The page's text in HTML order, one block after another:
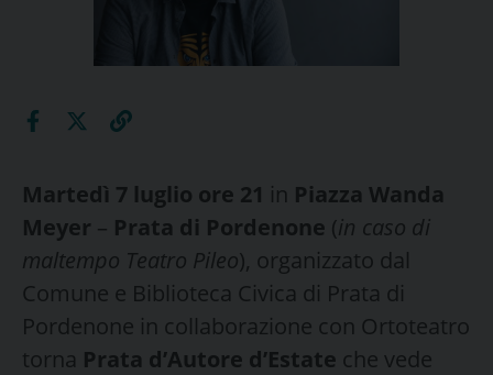
Martedì 7 luglio ore 21 in Piazza Wanda
Meyer – Prata di Pordenone (in caso di
maltempo Teatro Pileo), organizzato dal
Comune e Biblioteca Civica di Prata di
Pordenone in collaborazione con Ortoteatro
torna Prata d’Autore d’Estate che vede